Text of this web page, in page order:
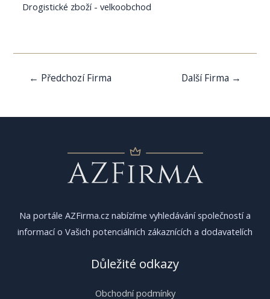
Drogistické zboží - velkoobchod
Navigace
← Předchozí Firma Další Firma →
Na portále AZFirma.cz nabízíme vyhledávání společností a
informací o Vašich potenciálních zákaznících a dodavatelích
Důležité odkazy
Obchodní podmínky